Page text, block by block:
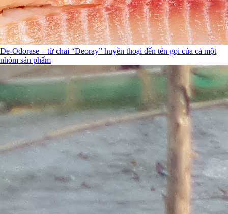
De-Odorase – từ chai “Deoray” huyền thoại đến tên gọi của cả một
nhóm sản phẩm